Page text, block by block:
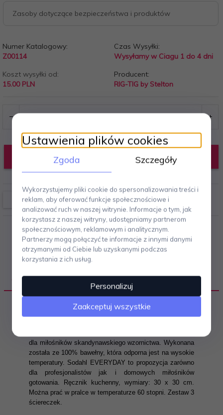
Zasoby dotyczące bezpieczeństwa i produktów
Numer Katalogowy:
Z00114
Czas Wysyłki:
Wysyłamy w Ciagu 1 do 4 dni
Koszt wysyłki od:
15.00 PLN
Producent:
RIG-TIG by Stelton
DODAJ DO KOSZYKA
OPIS PRODUKTU
dla miłośników skandynawskiego wzornictwa. Wykonana
została ze 100% bawełny, która odporna jest na wysokie
temperatury. Sodahl EVERYDAY to propozycja zarówno
dla profesjonalistów jak i domowych miłośników
gotowania.
Ręcznik kuchenny, wymiary: 30 x 30 cm.
Można prać w pralce w temperaturze 60 stopni. Zestaw 3
ściereczek.
Ustawienia plików cookies
Zgoda Szczegóły
Wykorzystujemy pliki cookie do spersonalizowania treści i
reklam, aby oferować funkcje społecznościowe i
analizować ruch w naszej witrynie. Informacje o tym, jak
korzystasz z naszej witryny, udostępniamy partnerom
społecznościowym, reklamowym i analitycznym.
Partnerzy mogą połączyć te informacje z innymi danymi
otrzymanymi od Ciebie lub uzyskanymi podczas
korzystania z ich usług.
Personalizuj
Zaakceptuj wszystkie